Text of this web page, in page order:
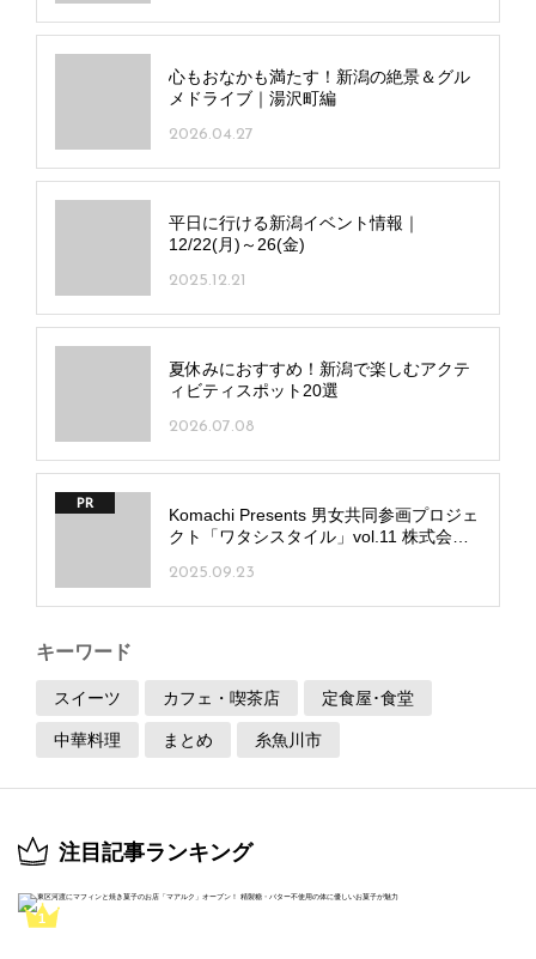
心もおなかも満たす！新潟の絶景＆グル
メドライブ｜湯沢町編
2026.04.27
平日に行ける新潟イベント情報｜
12/22(月)～26(金)
2025.12.21
夏休みにおすすめ！新潟で楽しむアクテ
ィビティスポット20選
2026.07.08
PR
Komachi Presents 男女共同参画プロジェ
クト「ワタシスタイル」vol.11 株式会社
2025.09.23
キーワード
スイーツ カフェ・喫茶店 定食屋･食堂
中華料理 まとめ 糸魚川市
注目記事ランキング